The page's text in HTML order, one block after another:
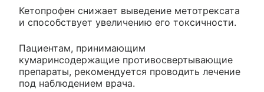
Кетопрофен снижает выведение метотрексата
и способствует увеличению его токсичности.
Пациентам, принимающим
кумаринсодержащие противосвертывающие
препараты, рекомендуется проводить лечение
под наблюдением врача.